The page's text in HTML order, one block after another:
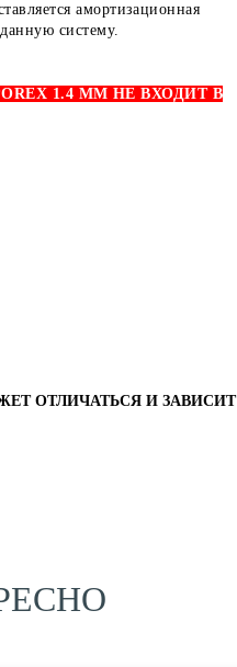
амортизационная
систему.
1.4 ММ НЕ ВХОДИТ В
ОТЛИЧАТЬСЯ И